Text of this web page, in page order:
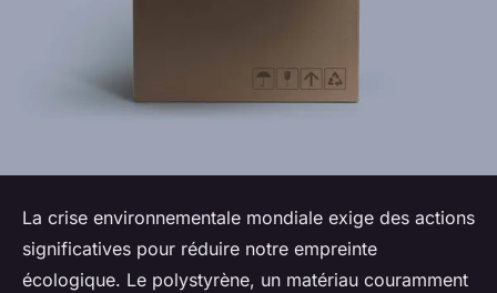
La crise environnementale mondiale exige des actions
significatives pour réduire notre empreinte
écologique. Le polystyrène, un matériau couramment